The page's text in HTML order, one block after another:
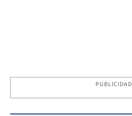
PUBLICIDAD